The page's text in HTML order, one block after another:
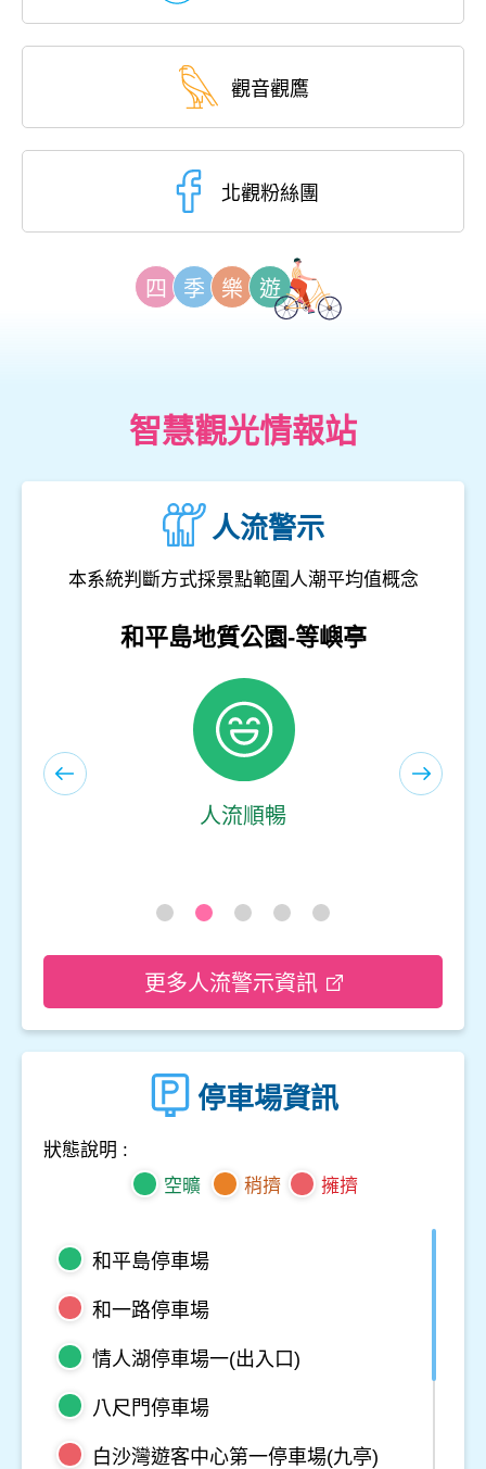
觀音觀鷹
北觀粉絲團
四 季 樂 遊
智慧觀光情報站
人流警示
本系統判斷方式採景點範圍人潮平均值概念
和平島地質公園-遊客服務中心(室內)
人流順暢
更多人流警示資訊
停車場資訊
狀態說明 :
空曠
稍擠 擁擠
和平島停車場
和一路停車場
情人湖停車場一(出入口)
八尺門停車場
白沙灣遊客中心第一停車場(九亭)